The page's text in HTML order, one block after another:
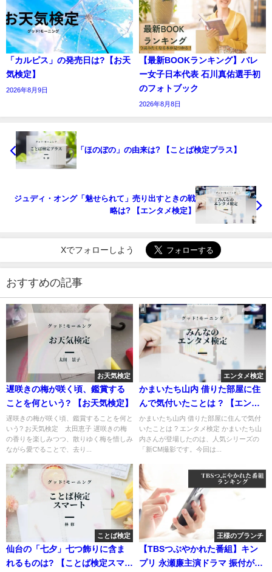
「カルピス」の発売日は?【お天
気検定】
2026年8月9日
【最新BOOKランキング】バレ
ー女子日本代表 石川真佑選手初
のフォトブック
2026年8月8日
「ほのぼの」の由来は? 【ことば検定プラス】
ジュディ・オング「魅せられて」売り出すときの戦
略は? 【エンタメ検定】
Xでフォローしよう
おすすめの記事
お天気検定
遅咲きの梅が咲く頃、鑑賞する
ことを何という? 【お天気検定】
遅咲きの梅が咲く頃、鑑賞することを何と
いう? お天気検定 太田恵子 遅咲きの梅
の香りを楽しみつつ、散りゆく梅を惜しみ
ながら愛でることで、去り...
エンタメ検定
かまいたち山内 借りた部屋に住
んで気付いたことは ? 【エンタ
メ検定】
かまいたち山内 借りた部屋に住んで気付
いたことは ? エンタメ検定 かまいたち山
内さんが登場したのは、人気シリーズの
「新CM撮影です。今回は...
ことば検定
仙台の「七夕」七つ飾りに含ま
れるものは? 【ことば検定スマー
王様のブランチ
【TBSつぶやかれた番組】キン
プリ 永瀬廉主演ドラマ 振付が話